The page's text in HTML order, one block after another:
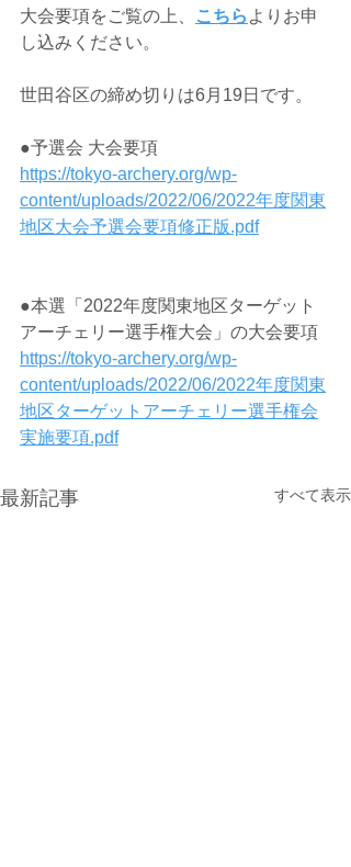
大会要項をご覧の上、
こちら よりお申
し込みください。
世田谷区の締め切りは6月19日です。
●予選会 大会要項
https://tokyo-archery.org/wp-
content/uploads/2022/06/2022年度関東
地区大会予選会要項修正版.pdf
●本選「2022年度関東地区ターゲット
アーチェリー選手権大会」の大会要項
https://tokyo-archery.org/wp-
content/uploads/2022/06/2022年度関東
地区ターゲットアーチェリー選手権会
実施要項.pdf
最新記事 すべて表示